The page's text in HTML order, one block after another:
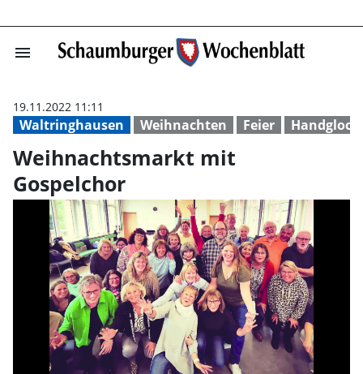
menu
Waltringhausen Weihnachten Feier
19.11.2022 11:11
Weihnachtsmarkt mit
Gospelchor